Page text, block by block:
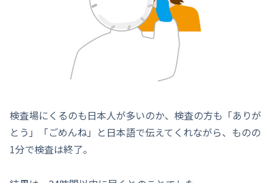
検査場にくるのも日本人が多いのか、検査の方も「ありが
とう」「ごめんね」と日本語で伝えてくれながら、ものの
1分で検査は終了。